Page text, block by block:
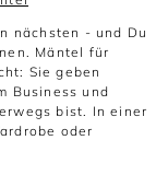
nächsten - und Du
Mäntel für
Sie geben
Business und
bist. In einer
oder
Details zu